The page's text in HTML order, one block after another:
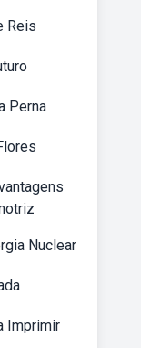
Reis
Perna
Nuclear
Imprimir